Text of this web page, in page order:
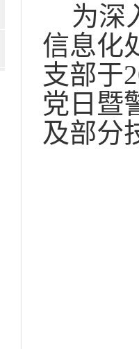
为深
信息化
支部于
党日暨
及部分